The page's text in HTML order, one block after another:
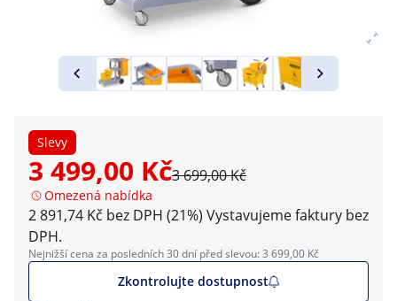
Slevy
3 499,00 Kč3 699,00 Kč
Omezená nabídka
2 891,74 Kč bez DPH (21%) Vystavujeme faktury bez
DPH.
Nejnižší cena za posledních 30 dní před slevou: 3 699,00 Kč
Zkontrolujte dostupnost